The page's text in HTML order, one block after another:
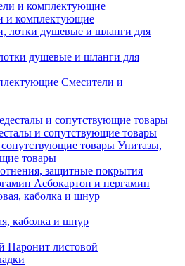
и комплектующие
душевые и шланги для
Смесители и
и сопутствующие товары
Унитазы,
товары
защитные покрытия
Асбокартон и пергамин
каболка и шнур
Паронит листовой